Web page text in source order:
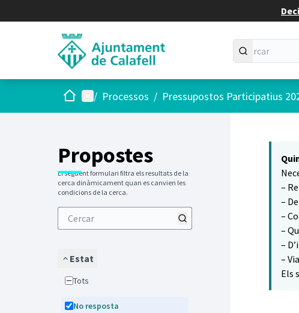
Inici Menú principal
/ Processos / Pressupostos Participatius
Propostes
El següent formulari filtra els resultats de la
cerca dinàmicament quan es canvien les
condicions de la cerca.
Estat
Tots
No resposta
–
–
–
–
–
–
Els